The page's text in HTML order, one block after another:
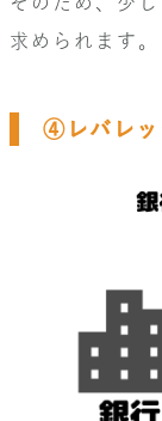
求められます。
④レバレッ